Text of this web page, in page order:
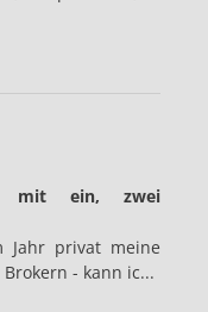
mit ein, zwei
Jahr privat meine
- kann ic...